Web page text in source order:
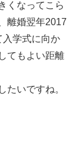
くなってこら
離婚翌年2017
入学式に向か
てもよい距離
たいですね。